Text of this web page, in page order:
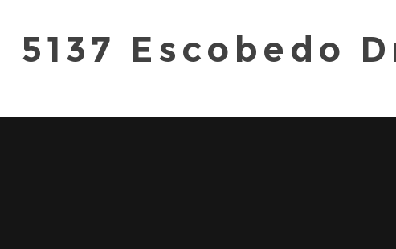
5137 Escobedo